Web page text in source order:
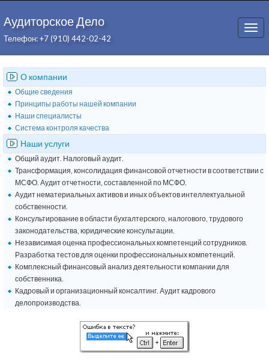
Аудиторское Дело
Телефон: +7 (910) 442-02-42
О компании
Общие сведения
Принципы работы нашей компании
Наши специалисты
Система контроля качества
Наши услуги
Общий аудит. Налоговый аудит.
Трансформация, консолидация финансовой отчетности в соответствии с
МСФО. Аудит отчетности, составленной по МСФО.
Аудит нематериальных активов и иных объектов интеллектуальной
собственности.
Консультирование в области бухгалтерского, налогового, трудового
законодательства, юридические консультации.
Независимая оценка профессиональных компетенций сотрудников.
Разработка тестов для оценки профессиональных компетенций.
Комплексный финансовый анализ деятельности компании для
собственника.
Кадровый и организационный консалтинг. Аудит кадрового
делопроизводства.